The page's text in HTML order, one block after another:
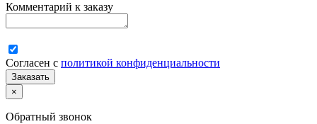
Комментарий к заказу
Согласен с политикой конфиденциальности
×
Обратный звонок